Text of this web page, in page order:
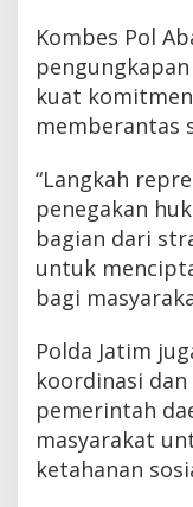
Kombes Pol
kuat
memberantas
“Langkah
penegakan
bagian dari
untuk
bagi
Polda Jatim
koordinasi
pemerintah
masyarakat
ketahanan